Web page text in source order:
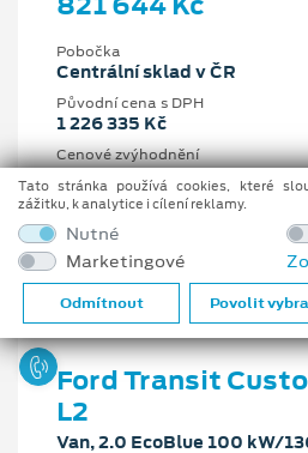
Pobočka
Centrální sklad v ČR
Původní cena s DPH
1 226 335 Kč
Cenové zvýhodnění
404 691 Kč
6st. manuální
Ford Transit
L2
Van, 2.0 EcoBlue 100 kW/
Tato stránka používá cookies, které
zážitku, k analytice i cílení reklamy.
Nutné
Marketingové
Odmítnout Povolit